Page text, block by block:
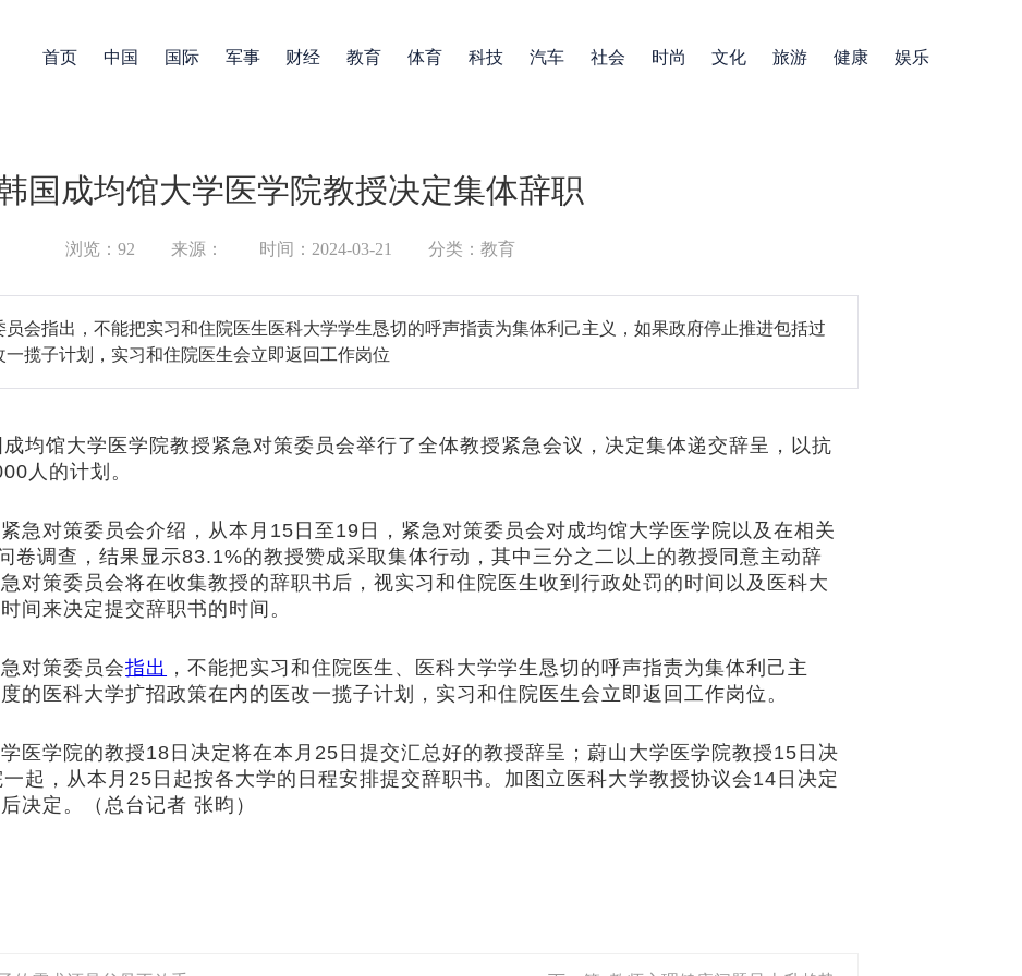
首页 中国 国际 军事 财经 教育 体育 科技 汽车 社会 时尚 文化 旅游 健康 娱乐
国成均馆大学医学院教授决定集体辞职
浏览：92 来源： 时间：2024-03-21 分类：教育
会指出，不能把实习和住院医生医科大学学生恳切的呼声指责为集体利己主义，如果政府停止推进包括过
揽子计划，实习和住院医生会立即返回工作岗位
馆大学医学院教授紧急对策委员会举行了全体教授紧急会议，决定集体递交辞呈，以抗
人的计划。
对策委员会介绍，从本月15日至19日，紧急对策委员会对成均馆大学医学院以及在相关
卷调查，结果显示83.1%的教授赞成采取集体行动，其中三分之二以上的教授同意主动辞
对策委员会将在收集教授的辞职书后，视实习和住院医生收到行政处罚的时间以及医科大
间来决定提交辞职书的时间。
对策委员会指出 ，不能把实习和住院医生、医科大学学生恳切的呼声指责为集体利己主
的医科大学扩招政策在内的医改一揽子计划，实习和住院医生会立即返回工作岗位。
学院的教授18日决定将在本月25日提交汇总好的教授辞呈；蔚山大学医学院教授15日决
起，从本月25日起按各大学的日程安排提交辞职书。加图立医科大学教授协议会14日决定
决定。（总台记者 张昀）